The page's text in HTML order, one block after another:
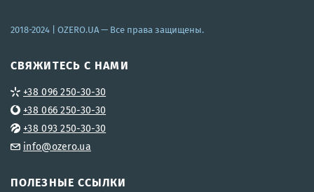
2018-2024 | OZERO.UA— Все права защищены.
СВЯЖИТЕСЬ С НАМИ
+38 096 250-30-30
+38 066 250-30-30
+38 093 250-30-30
info@ozero.ua
ПОЛЕЗНЫЕ ССЫЛКИ